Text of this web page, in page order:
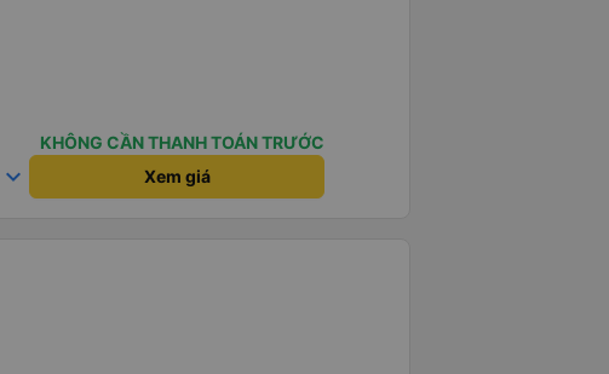
KHÔNG CẦN THANH TOÁN TRƯỚC
keyboard_arrow_down Xem giá